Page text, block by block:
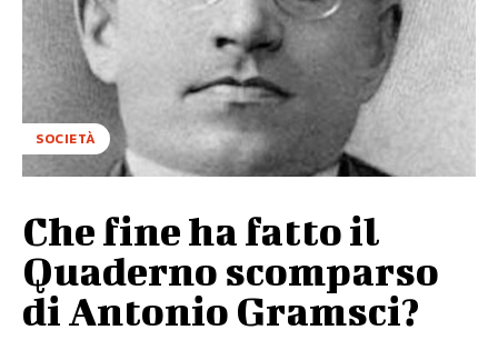
SOCIETÀ
Che fine ha fatto il
Quaderno scomparso
di Antonio Gramsci?